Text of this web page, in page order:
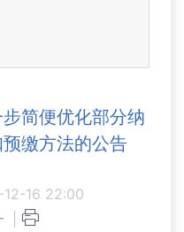
简便优化部分纳
缴方法的公告
16 22:00